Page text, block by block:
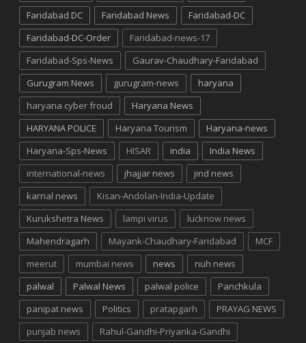
Faridabad DC
Faridabad News
Faridabad-DC
Faridabad-DC-Order
Faridabad-news-17
Faridabad-Sps-News
Gaurav-Chaudhary-Faridabad
Gurugram News
gurugram-news
haryana
haryana cyber froud
Haryana News
HARYANA POLICE
Haryana Tourism
Haryana-news
Haryana-Sps-News
HISAR india
India News
international-news
jhajjar news
jind news
karnal news
Kisan-Andolan-India-Update
Kurukshetra News
lampi virus
lucknow news
Mahendragarh
Mayank-Chaudhary-Faridabad
MCF
meerut
mumbai news news
nuh news
palwal
Palwal News palwal police
Panchkula
panipat news
Politics pratapgarh
PRAYAG NEWS
punjab news
Rahul-Gandhi-Priyanka-Gandhi